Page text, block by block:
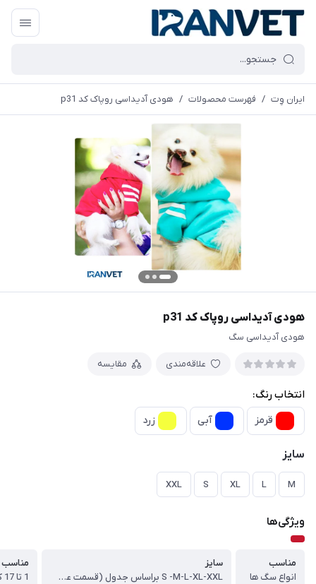
ایران وِت / فهرست محصولات / هودی آدیداسی روپاک کد p31
هودی آدیداسی روپاک کد p31
هودی آدیداسی سگ
علاقه‌مندی مقایسه
انتخاب رنگ:
قرمز آبی زرد
سایز
M
L
XL
S
XXL
ویژگی‌ها
مناسب
انواع سگ ها
سایز
S -M-L-XL-XXL براساس جدول (قسمت عکس ها)
مناسب
1 تا 17 کیلوگرم